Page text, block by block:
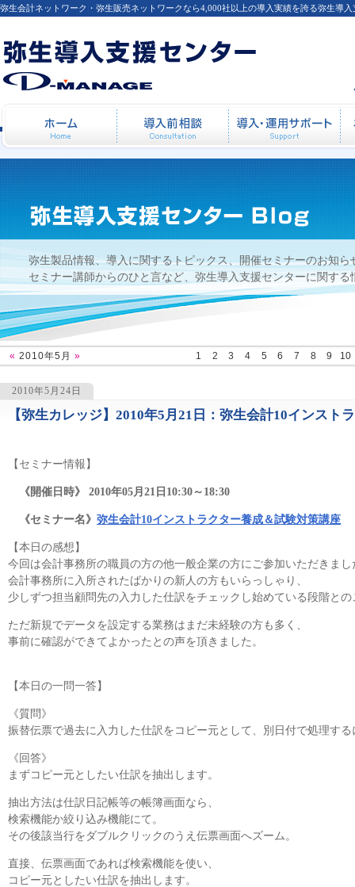
2010年5月
弥生会計ネットワーク・弥生販売ネットワークなら4,000社以上の導入実績を誇る弥生導
弥生製品情報、導入に関するトピックス、開催セミナーのお知ら
セミナー講師からのひと言など、弥生導入支援センターに関す
«2010年5月 » 1 2 3 4 5 6 7 8 9 10
2010年5月24日
【弥生カレッジ】2010年5月21日：弥生会計10インスト
【セミナー情報】
《開催日時》 2010年05月21日10:30～18:30
《セミナー名》 弥生会計10インストラクター養成＆試験対策講座
【本日の感想】
今回は会計事務所の職員の方の他一般企業の方にご参加いただきまし
会計事務所に入所されたばかりの新人の方もいらっしゃり、
少しずつ担当顧問先の入力した仕訳をチェックし始めている段階との
ただ新規でデータを設定する業務はまだ未経験の方も多く、
事前に確認ができてよかったとの声を頂きました。
【本日の一問一答】
《質問》
振替伝票で過去に入力した仕訳をコピー元として、別日付で処理する
《回答》
まずコピー元としたい仕訳を抽出します。
抽出方法は仕訳日記帳等の帳簿画面なら、
検索機能か絞り込み機能にて。
その後該当行をダブルクリックのうえ伝票画面へズーム。
直接、伝票画面であれば検索機能を使い、
コピー元としたい仕訳を抽出します。
ホーム 導入前相談 導